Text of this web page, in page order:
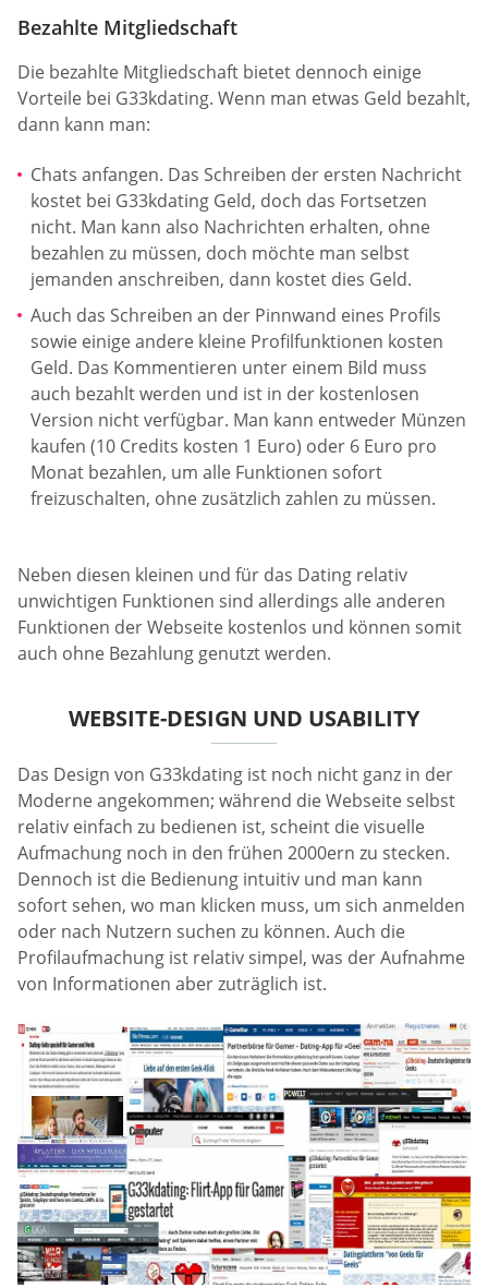
Bezahlte Mitgliedschaft
Die bezahlte Mitgliedschaft bietet dennoch einige
Vorteile bei G33kdating. Wenn man etwas Geld bezahlt,
dann kann man:
Chats anfangen. Das Schreiben der ersten Nachricht
kostet bei G33kdating Geld, doch das Fortsetzen
nicht. Man kann also Nachrichten erhalten, ohne
bezahlen zu müssen, doch möchte man selbst
jemanden anschreiben, dann kostet dies Geld.
Auch das Schreiben an der Pinnwand eines Profils
sowie einige andere kleine Profilfunktionen kosten
Geld. Das Kommentieren unter einem Bild muss
auch bezahlt werden und ist in der kostenlosen
Version nicht verfügbar. Man kann entweder Münzen
kaufen (10 Credits kosten 1 Euro) oder 6 Euro pro
Monat bezahlen, um alle Funktionen sofort
freizuschalten, ohne zusätzlich zahlen zu müssen.
Neben diesen kleinen und für das Dating relativ
unwichtigen Funktionen sind allerdings alle anderen
Funktionen der Webseite kostenlos und können somit
auch ohne Bezahlung genutzt werden.
WEBSITE-DESIGN UND USABILITY
Das Design von G33kdating ist noch nicht ganz in der
Moderne angekommen; während die Webseite selbst
relativ einfach zu bedienen ist, scheint die visuelle
Aufmachung noch in den frühen 2000ern zu stecken.
Dennoch ist die Bedienung intuitiv und man kann
sofort sehen, wo man klicken muss, um sich anmelden
oder nach Nutzern suchen zu können. Auch die
Profilaufmachung ist relativ simpel, was der Aufnahme
von Informationen aber zuträglich ist.